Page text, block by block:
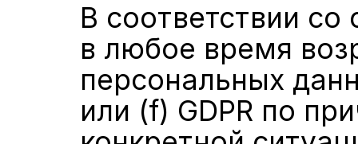
В соответствии со
в любое время
персональных
или (f) GDPR по